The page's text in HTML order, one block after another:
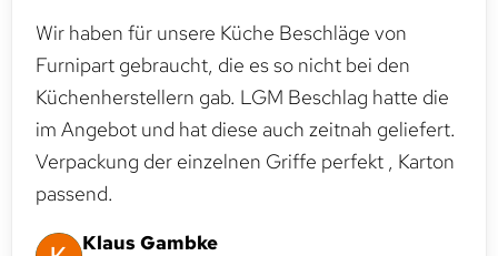
Wir haben für unsere Küche Beschläge von
Furnipart gebraucht, die es so nicht bei den
Küchenherstellern gab. LGM Beschlag hatte die
im Angebot und hat diese auch zeitnah geliefert.
Verpackung der einzelnen Griffe perfekt , Karton
passend.
Klaus Gambke